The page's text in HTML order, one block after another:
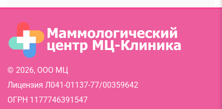
© 2026, ООО МЦ
Лицензия Л041-01137-77/00359642
ОГРН 1177746391547